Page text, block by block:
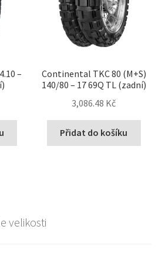
–
Continental TKC 80 (M+S)
140/80 – 17 69Q TL (zadní)
3,086.48 Kč
Přidat do košíku
velikosti